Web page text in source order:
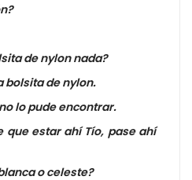
de nylon nada?
bolsita de nylon.
lo pude encontrar.
que estar ahí Tío, pase ahí
o celeste?